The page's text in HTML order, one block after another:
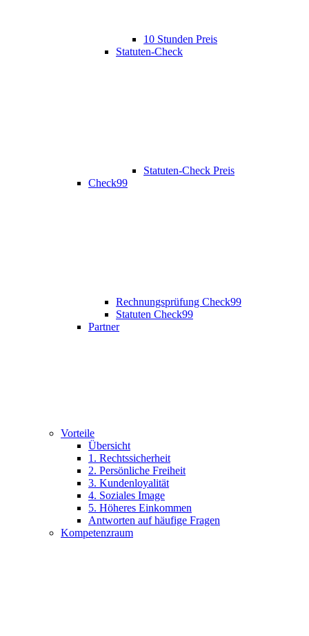
10 Stunden Preis
Statuten-Check
Statuten-Check Preis
Check99
Rechnungsprüfung Check99
Statuten Check99
Partner
Vorteile
Übersicht
1. Rechtssicherheit
2. Persönliche Freiheit
3. Kundenloyalität
4. Soziales Image
5. Höheres Einkommen
Antworten auf häufige Fragen
Kompetenzraum